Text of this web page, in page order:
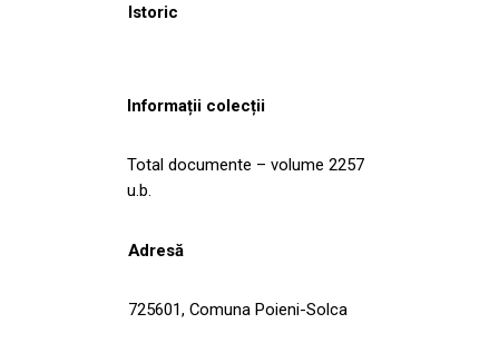
Istoric
Informații colecții
Total documente – volume 2257
u.b.
Adresă
725601, Comuna Poieni-Solca